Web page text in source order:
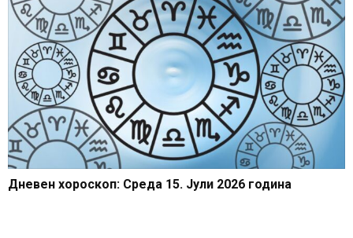
Дневен хороскоп: Среда 15. Јули 2026 година